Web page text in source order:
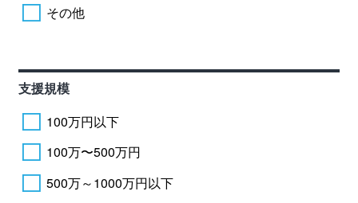
その他
支援規模
100万円以下
100万〜500万円
500万～1000万円以下